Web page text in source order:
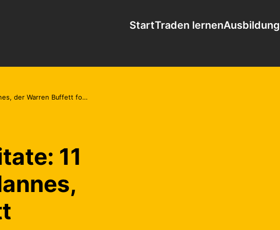
StartTraden lernenAusbildung
der Warren Buffett formte
11